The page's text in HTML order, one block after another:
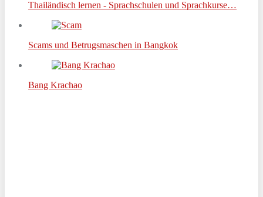
Thailändisch lernen - Sprachschulen und Sprachkurse…
Scams und Betrugsmaschen in Bangkok
Bang Krachao